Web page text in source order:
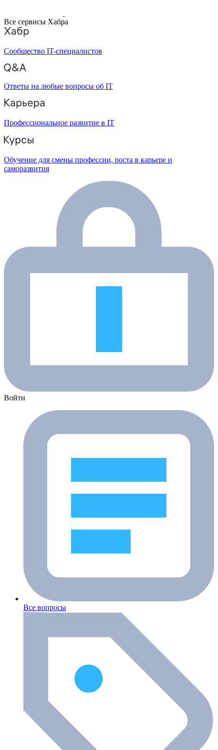
Все сервисы Хабра
Сообщество IT-специалистов
Ответы на любые вопросы об IT
Профессиональное развитие в IT
Обучение для смены профессии, роста в карьере и
саморазвития
Войти
Все вопросы